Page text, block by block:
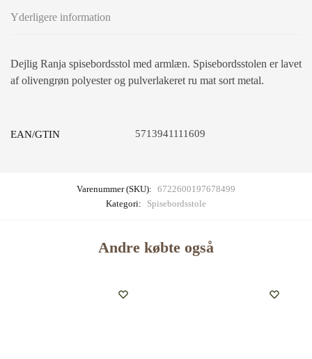
Yderligere information
Dejlig Ranja spisebordsstol med armlæn. Spisebordsstolen er lavet
af olivengrøn polyester og pulverlakeret ru mat sort metal.
EAN/GTIN 5713941111609
Varenummer (SKU): 6722600197678499
Kategori:
Spisebordsstole
Andre købte også